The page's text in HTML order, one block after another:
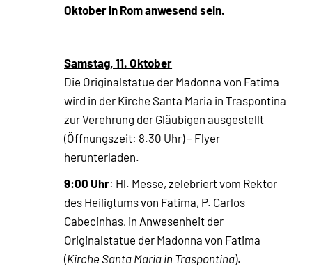
Oktober in Rom anwesend sein.
Samstag, 11. Oktober
Die Originalstatue der Madonna von Fatima
wird in der Kirche Santa Maria in Traspontina
zur Verehrung der Gläubigen ausgestellt
(Öffnungszeit: 8.30 Uhr) – Flyer
herunterladen.
9:00 Uhr: Hl. Messe, zelebriert vom Rektor
des Heiligtums von Fatima, P. Carlos
Cabecinhas, in Anwesenheit der
Originalstatue der Madonna von Fatima
(Kirche Santa Maria in Traspontina).